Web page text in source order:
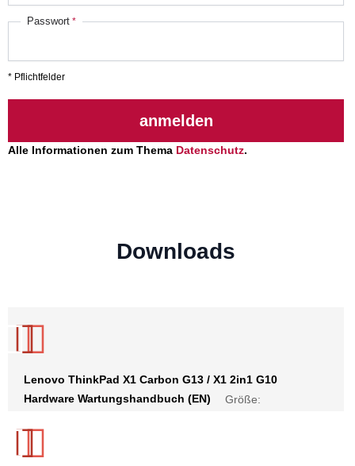
Passwort
* Pflichtfelder
anmelden
Alle Informationen zum Thema Datenschutz.
Downloads
Lenovo ThinkPad X1 Carbon G13 / X1 2in1 G10
Hardware Wartungshandbuch (EN)
Größe: